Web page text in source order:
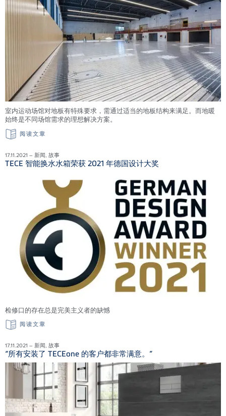
室内运动场馆对地板有特殊要求，需通过适当的地板结构来满足。而地暖
始终是不同场馆需求的理想解决方案。
阅读文章
17.11.2021 – 新闻, 故事
TECE 智能换水水箱荣获 2021 年德国设计大奖
检修口的存在总是完美主义者的缺憾
阅读文章
17.11.2021 – 新闻, 故事
“所有安装了 TECEone 的客户都非常满意。”